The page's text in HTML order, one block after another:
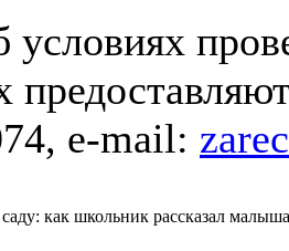
условиях
e-mail:
как школьник рассказал